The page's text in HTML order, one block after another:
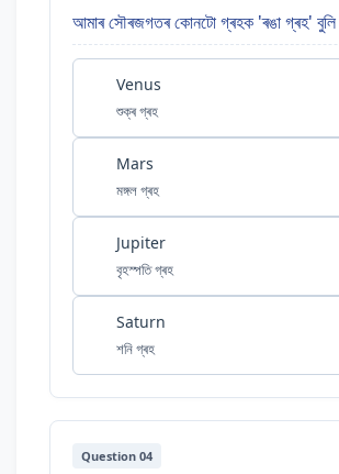
আমাৰ সৌৰজগতৰ কোনটো গ্ৰহক 'ৰঙা গ্ৰহ' বুলি
Venus
শুক্ৰ গ্ৰহ
Mars
মঙ্গল গ্ৰহ
Jupiter
বৃহস্পতি গ্ৰহ
Saturn
শনি গ্ৰহ
Question 04